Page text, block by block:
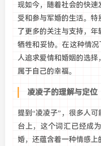
现如今，随着社会的快
受和参与军婚的生活。
了更多的关注与支持，
牺牲和妥协。在这种情
人追求爱情和婚姻的选
属于自己的幸福。
凌凌子的理解与定位
提到“凌凌子”，很多人
台上，这个词汇已经成
婚，还蕴含着一种情感